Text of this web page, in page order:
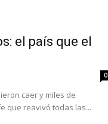
el país que el
0
caer y miles de
que reavivó todas las...